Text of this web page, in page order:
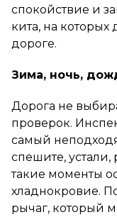
спокойствие и
кита, на которых
дороге.
Зима, ночь,
Дорога не
проверок.
самый
спешите,
такие моменты
хладнокровие.
рычаг, который